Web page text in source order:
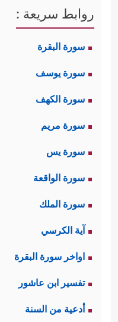
روابط سريعة :
سورة البقرة
سورة يوسف
سورة الكهف
سورة مريم
سورة يس
سورة الواقعة
سورة الملك
آية الكرسي
اواخر سورة البقرة
تفسير ابن عاشور
أدعية من السنة